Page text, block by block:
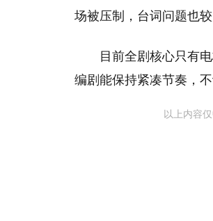
场被压制，台词问题也
目前全剧核心只有
编剧能保持紧凑节奏，
以上内容